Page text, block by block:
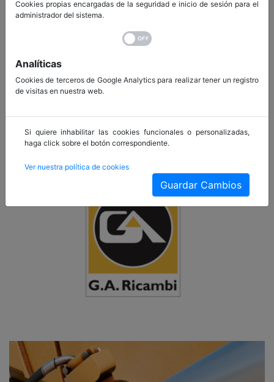
Las máquinas dependen de un sistema hidráulico óptimo y
eficas para la realización de su actividad.
La gama hidráulica de la que disponemos le garantiza el
mejor rendimiento para acceder a una mayor potencia,
eficiencia y seguridad.
hidráulicos para Caterpillar, Komatsu, Volvo, Hitachi, Case,
JCB.
Cookies propias encargadas de la seguridad e inicio de sesión para el
administrador del sistema.
Analíticas
Cookies de terceros de Google Analytics para realizar tener un registro
de visitas en nuestra web.
Si quiere inhabilitar las cookies funcionales o personalizadas,
haga click sobre el botón correspondiente.
Ver nuestra política de cookies
Guardar Cambios